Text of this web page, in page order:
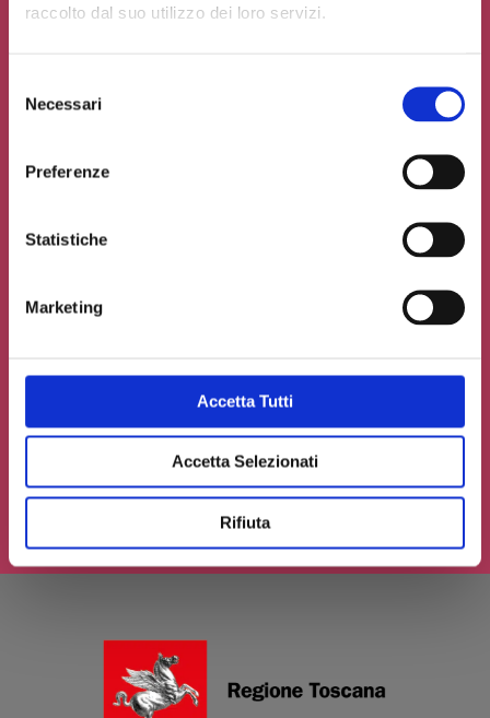
raccolto dal suo utilizzo dei loro servizi.
delNecessari
Preferenze
Statistiche
Marketing
Accetta Tutti
Accetta Selezionati
Rifiuta
Accetto laPrivacy Policydel sito web
Carica un file se necessario
INVIA IL TUO CONTRIBUTO